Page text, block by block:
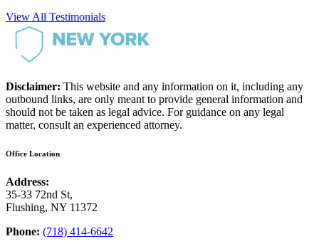
View All Testimonials
Disclaimer: This website and any information on it, including any
outbound links, are only meant to provide general information and
should not be taken as legal advice. For guidance on any legal
matter, consult an experienced attorney.
Office Location
Address:
35-33 72nd St,
Flushing, NY 11372
Phone: (718) 414-6642